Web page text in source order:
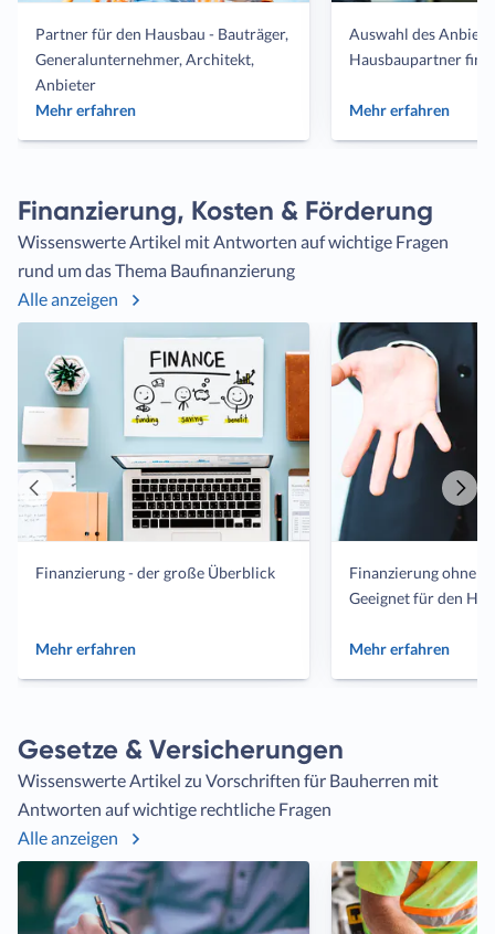
Partner für den Hausbau - Bauträger,
Generalunternehmer, Architekt,
Anbieter
Mehr erfahren
Auswahl des
Hausbaupartner
Mehr erfahren
Finanzierung, Kosten & Förderung
Wissenswerte Artikel mit Antworten auf wichtige Fragen
rund um das Thema Baufinanzierung
Alle anzeigen
Finanzierung - der große Überblick
Mehr erfahren
Finanzierung ohne
Geeignet für den
Mehr erfahren
Vorheriger
Gesetze & Versicherungen
Wissenswerte Artikel zu Vorschriften für Bauherren mit
Antworten auf wichtige rechtliche Fragen
Alle anzeigen